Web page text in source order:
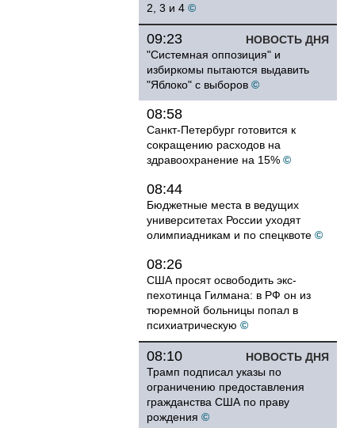
2, 3 и 4 ©
НОВОСТЬ ДНЯ
09:23
"Системная оппозиция" и
избиркомы пытаются выдавить
"Яблоко" с выборов ©
08:58
Санкт-Петербург готовится к
сокращению расходов на
здравоохранение на 15% ©
08:44
Бюджетные места в ведущих
университетах России уходят
олимпиадникам и по спецквоте ©
08:26
США просят освободить экс-
пехотинца Гилмана: в РФ он из
тюремной больницы попал в
психиатрическую ©
НОВОСТЬ ДНЯ
08:10
Трамп подписал указы по
ограничению предоставления
гражданства США по праву
рождения ©